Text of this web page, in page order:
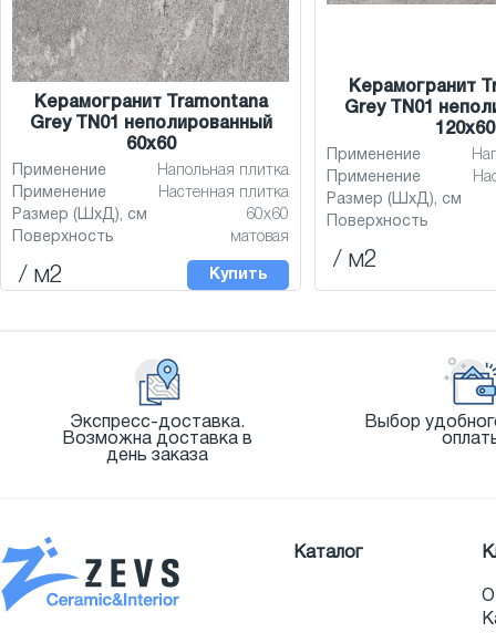
Керамогранит Tramontana
Grey TN01 неполированный
60x60
Применение
Напольная плитка
Применение
Настенная плитка
Размер (ШхД), см
60x60
Поверхность
матовая
/ м2 Купить
Керамогранит
Grey TN01
120x60
Применение
Применение
Размер (ШхД), см
Поверхность
/ м2
Экспресс-доставка.
Возможна доставка в
день заказа
Выбор
Каталог
О